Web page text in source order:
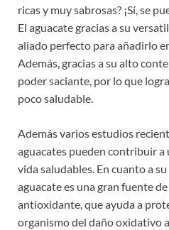
ricas y muy sabrosas? ¡Sí, se
El aguacate gracias a su
aliado perfecto para añadirlo
Además, gracias a su alto
poder saciante, por lo que
poco saludable.
Además varios estudios
aguacates pueden contribuir a
vida saludables. En cuanto a
aguacate es una gran fuente
antioxidante, que ayuda a
organismo del daño oxidativo